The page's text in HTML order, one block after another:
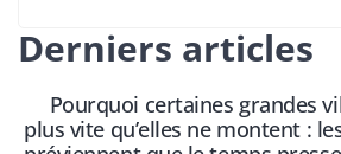
Derniers articles
Pourquoi certaines grandes
plus vite qu’elles ne montent :